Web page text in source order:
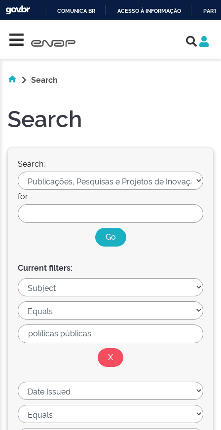
COMUNICA BR ACESSO À INFORMAÇÃO
Search
Search
Search:
for
Current filters: